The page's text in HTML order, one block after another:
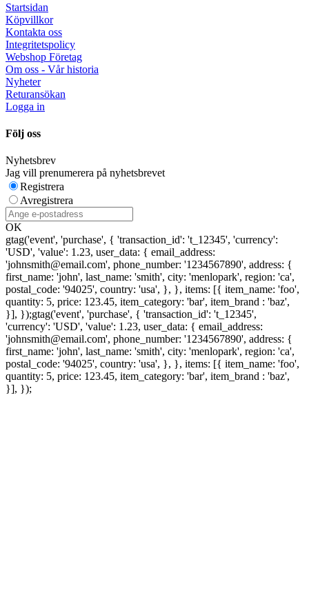
Startsidan
Köpvillkor
Kontakta oss
Integritetspolicy
Webshop Företag
Om oss - Vår historia
Nyheter
Returansökan
Logga in
Följ oss
Nyhetsbrev
Jag vill prenumerera på nyhetsbrevet
Registrera
Avregistrera
OK
gtag('event', 'purchase', { 'transaction_id': 't_12345', 'currency':
'USD', 'value': 1.23, user_data: { email_address:
'johnsmith@email.com', phone_number: '1234567890', address: {
first_name: 'john', last_name: 'smith', city: 'menlopark', region: 'ca',
postal_code: '94025', country: 'usa', }, }, items: [{ item_name: 'foo',
quantity: 5, price: 123.45, item_category: 'bar', item_brand : 'baz',
}], });gtag('event', 'purchase', { 'transaction_id': 't_12345',
'currency': 'USD', 'value': 1.23, user_data: { email_address:
'johnsmith@email.com', phone_number: '1234567890', address: {
first_name: 'john', last_name: 'smith', city: 'menlopark', region: 'ca',
postal_code: '94025', country: 'usa', }, }, items: [{ item_name: 'foo',
quantity: 5, price: 123.45, item_category: 'bar', item_brand : 'baz',
}], });